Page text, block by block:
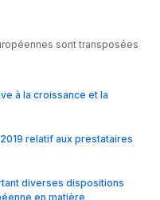
sont transposées
à la croissance et la
relatif aux prestataires
diverses dispositions
en matière